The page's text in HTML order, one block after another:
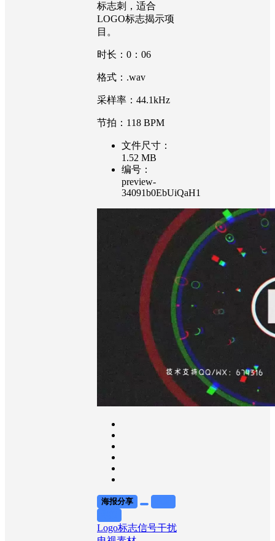
标志刺，适合
LOGO标志揭示项
目。
时长：0：06
格式：.wav
采样率：44.1kHz
节拍：118 BPM
文件尺寸：
1.52 MB
编号：
preview-
34091b0EbUiQaH1
海报分享
Logo标志信号干扰